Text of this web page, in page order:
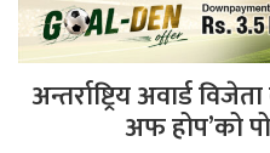
अन्तर्राष्ट्रिय अवार्ड
अफ होप’को